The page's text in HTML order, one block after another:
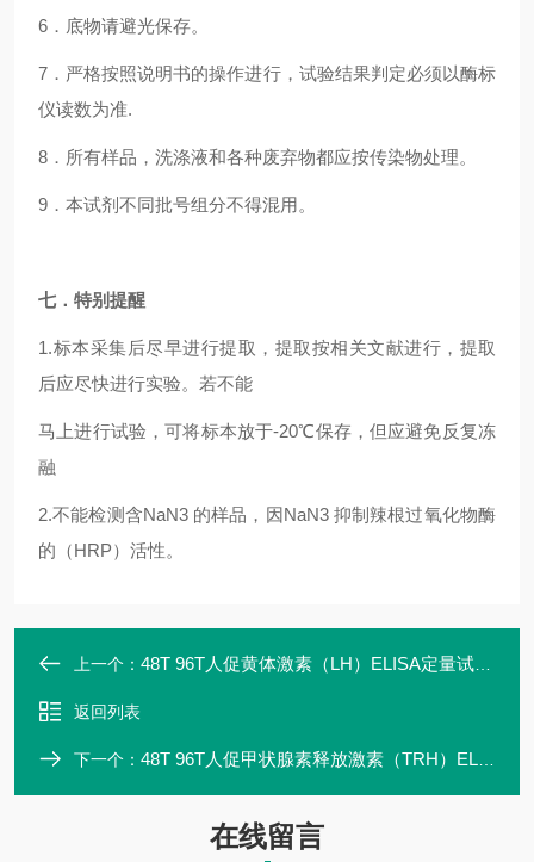
6 ．底物请避光保存。
7 ．严格按照说明书的操作进行，试验结果判定必须以酶标
仪读数为准.
8 ．所有样品，洗涤液和各种废弃物都应按传染物处理。
9 ．本试剂不同批号组分不得混用。
七．特别提醒
1.标本采集后尽早进行提取，提取按相关文献进行，提取
后应尽快进行实验。若不能
马上进行试验，可将标本放于-20℃保存，但应避免反复冻
融
2.不能检测含NaN3 的样品，因NaN3 抑制辣根过氧化物酶
的（HRP）活性。
上一个： 48T 96T人促黄体激素（LH）ELISA定量试剂盒实验
返回列表
下一个： 48T 96T人促甲状腺素释放激素（TRH）ELISA定量试剂盒特异性强
在线留言